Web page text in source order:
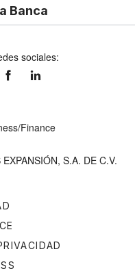
Banca
sociales:
ExpansionMex
Finance
S.A. DE C.V.